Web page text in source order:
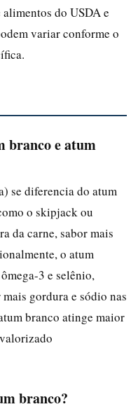
do USDA e
variar conforme o
branco e atum
se diferencia do atum
o skipjack ou
da carne, sabor mais
o atum
3 e selênio,
gordura e sódio nas
branco atinge maior
branco?